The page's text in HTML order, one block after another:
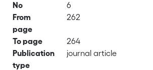
No
6
From
page
262
To page
264
Publication
type
journal article